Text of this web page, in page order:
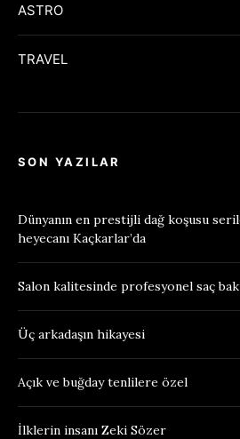
ASTRO
TRAVEL
SON YAZILAR
Dünyanın en prestijli dağ koşusu
heyecanı Kaçkarlar’da
Salon kalitesinde profesyonel saç
Üç arkadaşın hikayesi
Açık ve buğday tenlilere özel
İlklerin insanı Zeki Sözer